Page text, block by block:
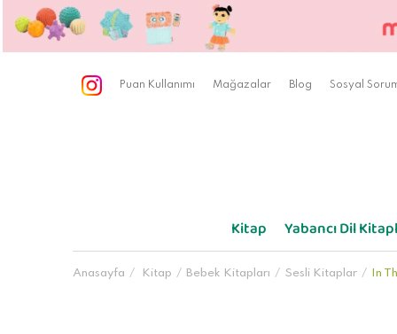
Puan Kullanımı Mağazalar Blog Sosyal
Kitap Yabancı Dil
Anasayfa Kitap Bebek Kitapları Sesli Kitaplar In